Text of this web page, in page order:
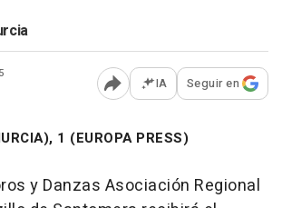
Abrir opciones para
IA Seguir en
1 (EUROPA PRESS)
y Danzas Asociación Regional